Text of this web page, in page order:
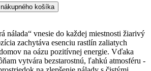
košíka
nálada“ vnesie do každej miestnosti žiarivý
zachytáva esenciu rastlín zaliatych
na oázu pozitívnej energie. Vďaka
vytvára bezstarostnú, ľahkú atmosféru -